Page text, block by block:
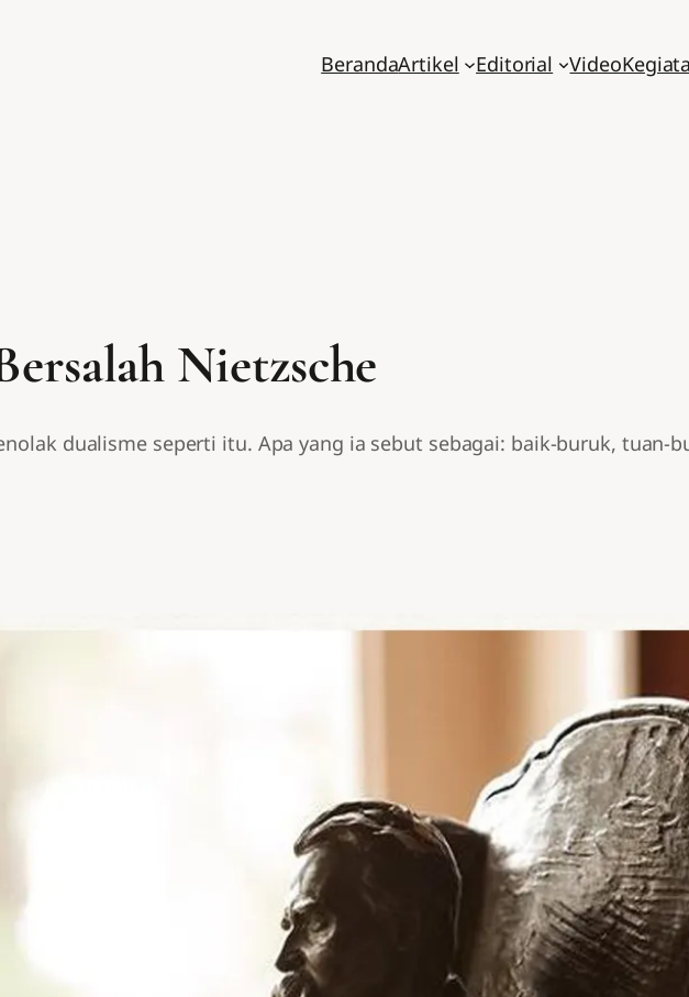
BerandaArtikel Editorial Video
Nietzsche
dualisme seperti itu. Apa yang ia sebut sebagai: baik-buruk, tuan-